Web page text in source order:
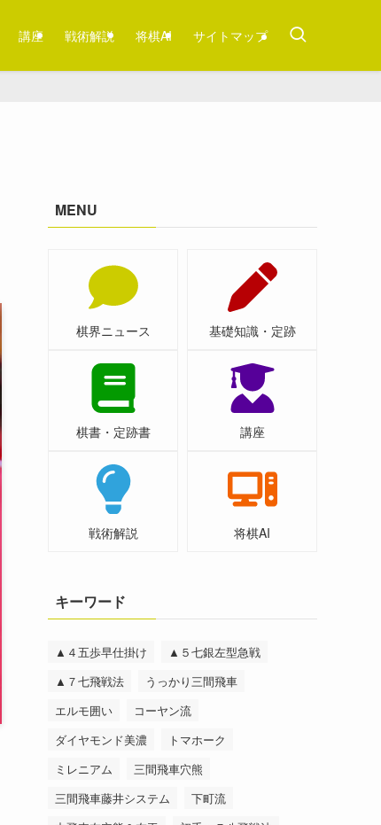
講座 戦術解説 将棋AI サイトマップ
MENU
棋界ニュース 基礎知識・定跡
棋書・定跡書 講座
戦術解説 将棋AI
キーワード
▲４五歩早仕掛け
▲５七銀左型急戦
▲７七飛戦法
うっかり三間飛車
エルモ囲い
コーヤン流
ダイヤモンド美濃
トマホーク
ミレニアム
三間飛車穴熊
三間飛車藤井システム
下町流